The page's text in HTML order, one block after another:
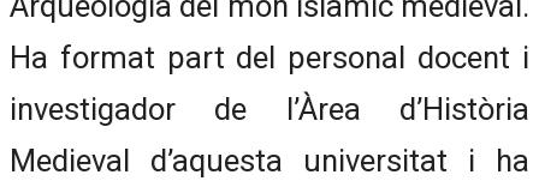
Ha format part del personal docent i
investigador de l’Àrea d’Història
Medieval d’aquesta universitat i ha